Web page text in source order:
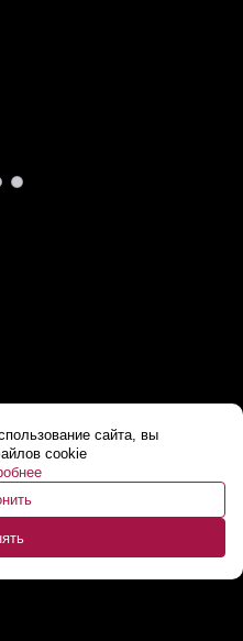
сайта, вы
cookieрекорд Уэйна